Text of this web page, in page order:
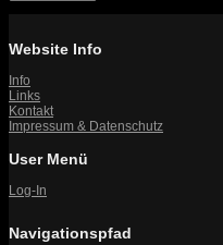
Website Info
Info
Links
Kontakt
Impressum & Datenschutz
User Menü
Log-In
Navigationspfad